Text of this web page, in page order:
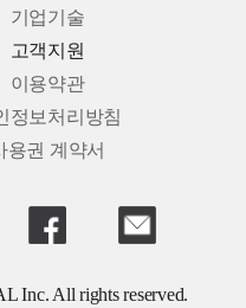
기업기술
고객지원
이용약관
정보처리방침
용권 계약서
Inc. All rights reserved.